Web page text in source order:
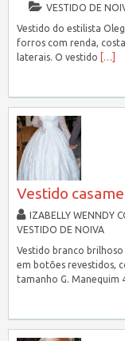
VESTIDO DE
Vestido do estilista
forros com renda,
laterais. O vestido
[…]
Vestido
IZABELLY WENNDY
VESTIDO DE NOIVA
Vestido branco
em botões revestidos,
tamanho G. Manequim